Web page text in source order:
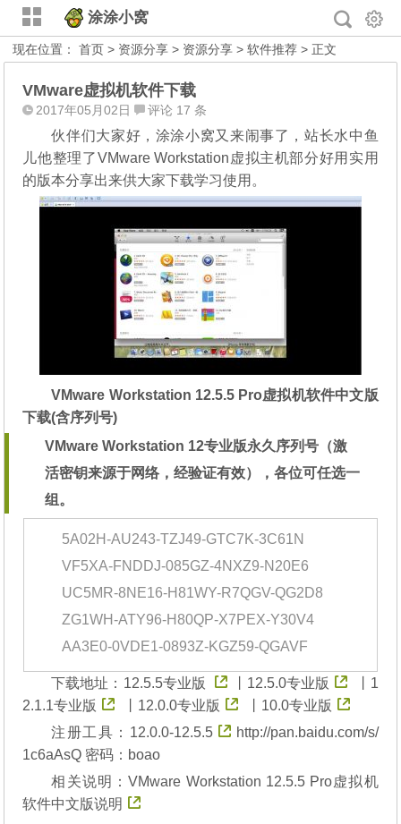
涂涂小窝
现在位置：首页 > 资源分享 > 资源分享 >软件推荐 > 正文
VMware虚拟机软件下载
2017年05月02日 评论 17 条
伙伴们大家好，涂涂小窝又来闹事了，站长水中鱼
儿他整理了VMware Workstation虚拟主机部分好用实用
的版本分享出来供大家下载学习使用。
VMware Workstation 12.5.5 Pro虚拟机软件中文版
下载(含序列号)
VMware Workstation 12专业版永久序列号 （激
活密钥来源于网络，经验证有效），各位可任选一
组。
5A02H-AU243-TZJ49-GTC7K-3C61N
VF5XA-FNDDJ-085GZ-4NXZ9-N20E6
UC5MR-8NE16-H81WY-R7QGV-QG2D8
ZG1WH-ATY96-H80QP-X7PEX-Y30V4
AA3E0-0VDE1-0893Z-KGZ59-QGAVF
下载地址： 12.5.5专业版 12.5.0专业版
1
2.1.1专业版
12.0.0专业版
10.0专业版
注册工具： 12.0.0-12.5.5
http://pan.baidu.com/s/
1c6aAsQ 密码：boao
相关说明：VMware Workstation 12.5.5 Pro虚拟机
软件中文版说明